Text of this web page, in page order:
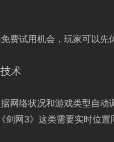
费试用机会，玩家可以先
术
据网络状况和游戏类型自
剑网3》这类需要实时位置